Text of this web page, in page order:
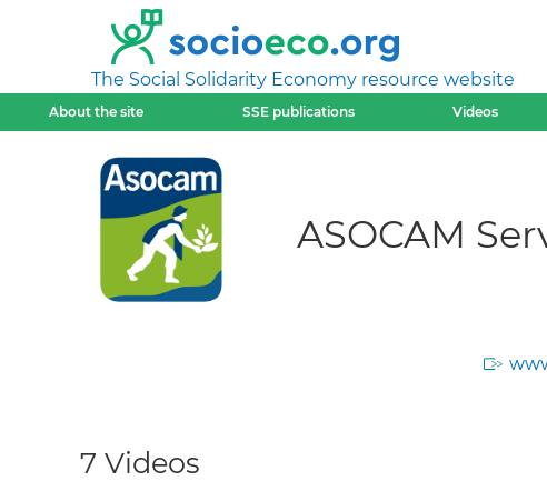
The Social Solidarity Economy resource website
About the site SSE publications Videos
ASOCAM
7 Videos